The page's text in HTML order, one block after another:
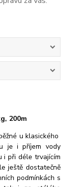
200m
u klasického
je i příjem vody
i při déle trvajícím
ještě dostatečně
podmínkách s